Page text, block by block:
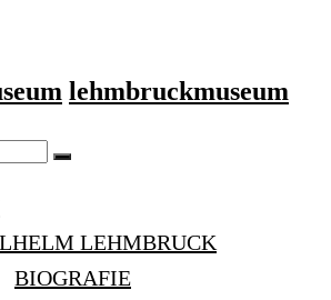
lehmbruckmuseum
LEHMBRUCK
BIOGRAFIE